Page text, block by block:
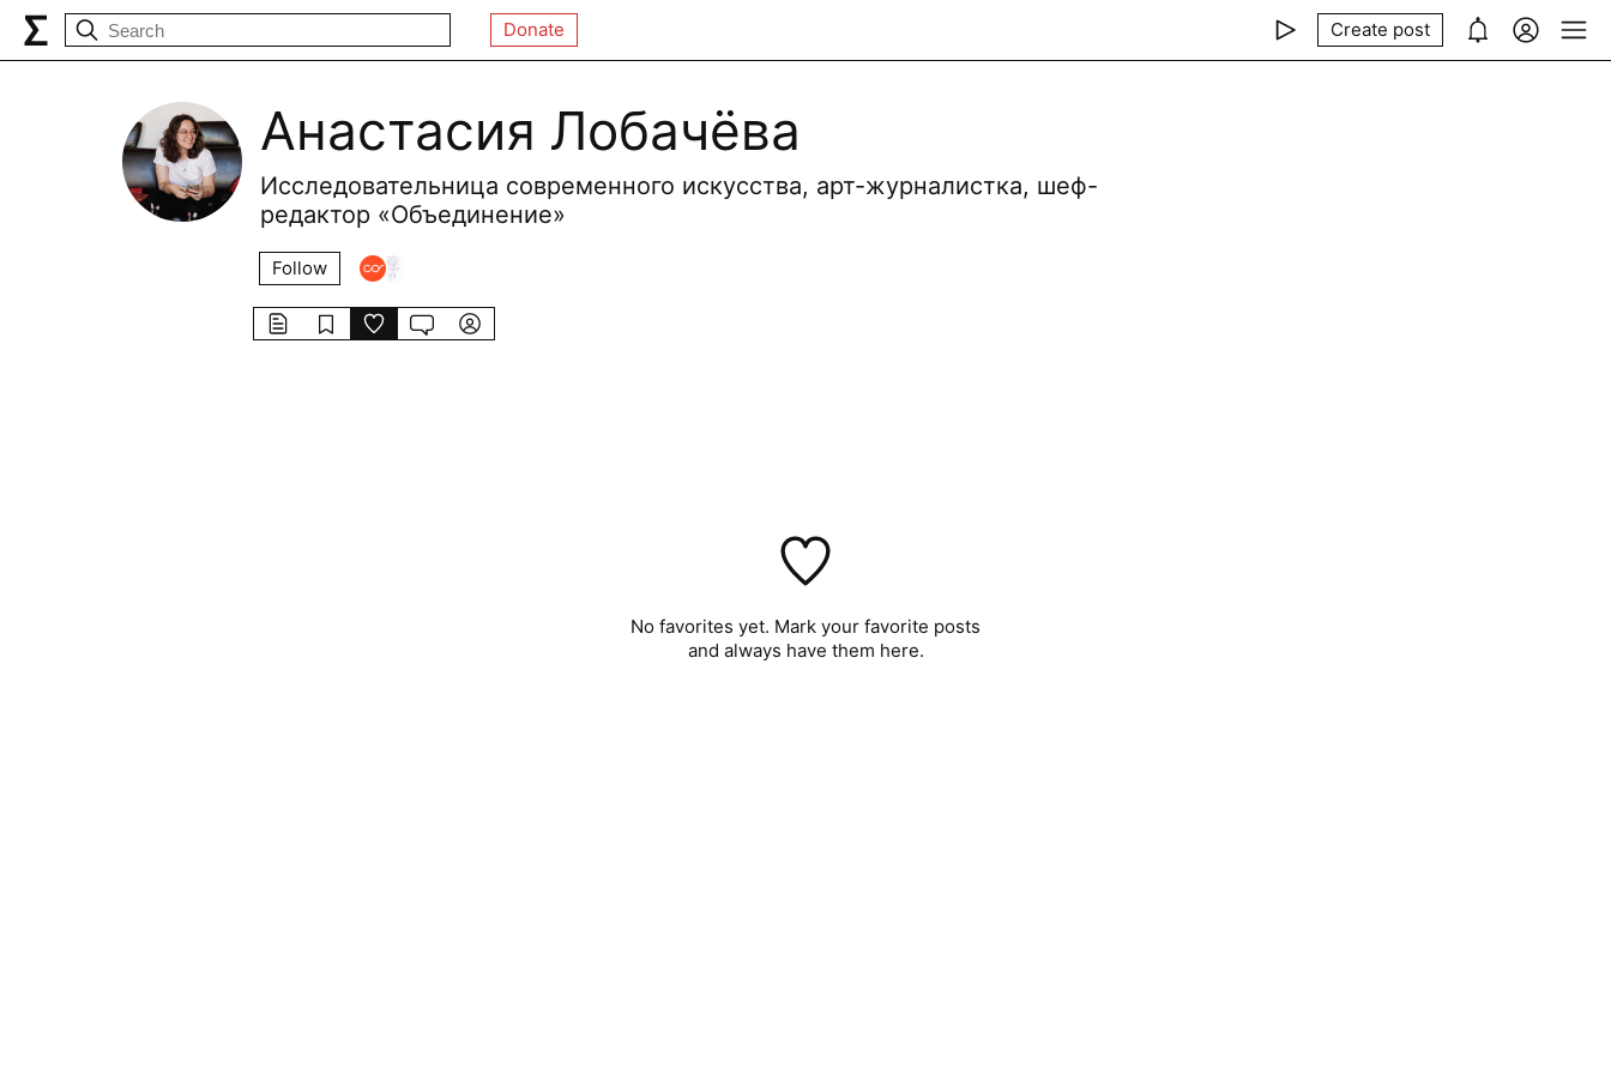
Donate Create post
Анастасия Лобачёва
Исследовательница современного искусства, арт-журналистка, шеф-
редактор «Объединение»
Follow
No favorites yet. Mark your favorite posts
and always have them here.